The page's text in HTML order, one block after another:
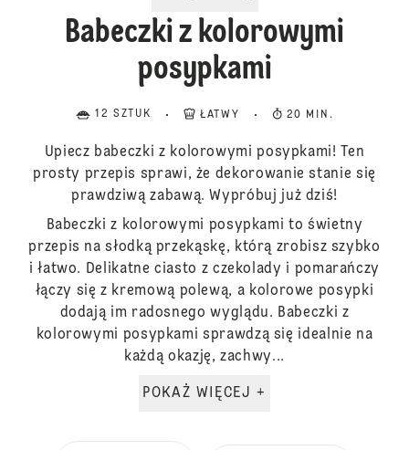
Babeczki z kolorowymi
posypkami
12 SZTUK ŁATWY 20 MIN.
Upiecz babeczki z kolorowymi posypkami! Ten
prosty przepis sprawi, że dekorowanie stanie się
prawdziwą zabawą. Wypróbuj już dziś!
Babeczki z kolorowymi posypkami to świetny
przepis na słodką przekąskę, którą zrobisz szybko
i łatwo. Delikatne ciasto z czekolady i pomarańczy
łączy się z kremową polewą, a kolorowe posypki
dodają im radosnego wyglądu. Babeczki z
kolorowymi posypkami sprawdzą się idealnie na
każdą okazję, zachwy...
POKAŻ WIĘCEJ +